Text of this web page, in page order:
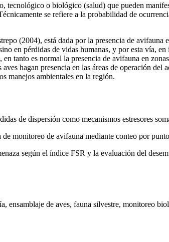
o biológico (salud) que pueden
se refiere a la probabilidad de
(2004), está dada por la presencia de
en pérdidas de vidas humanas, y por esta vía,
tanto es normal la presencia de avifauna en
hagan presencia en las áreas de operación
manejos ambientales en la región.
de dispersión como mecanismos estresores
monitoreo de avifauna mediante conteo por
según el índice FSR y la evaluación del
ensamblaje de aves, fauna silvestre, monitoreo